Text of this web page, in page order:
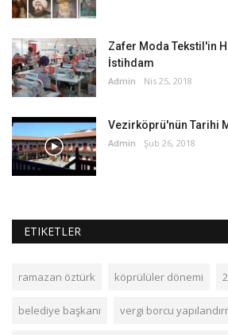
Zafer Moda Tekstil'in
İstihdam
Admin Nis 25, 2018
Vezirköprü'nün Tarihi
Admin Şub 26, 2018
ETIKETLER
ramazan öztürk köprülüler dönemi
belediye başkanı vergi borcu